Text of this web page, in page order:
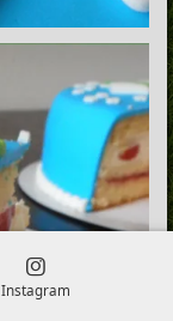
Instagram